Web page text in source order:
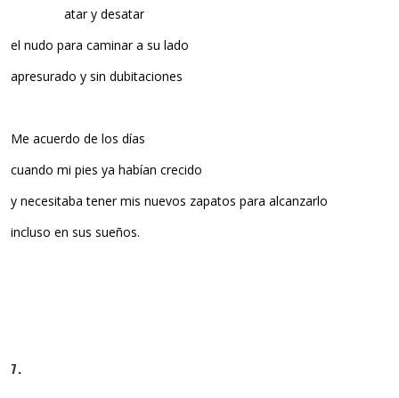
atar y desatar
el nudo para caminar a su lado
apresurado y sin dubitaciones
Me acuerdo de los días
cuando mi pies ya habían crecido
y necesitaba tener mis nuevos zapatos para alcanzarlo
incluso en sus sueños.
7.